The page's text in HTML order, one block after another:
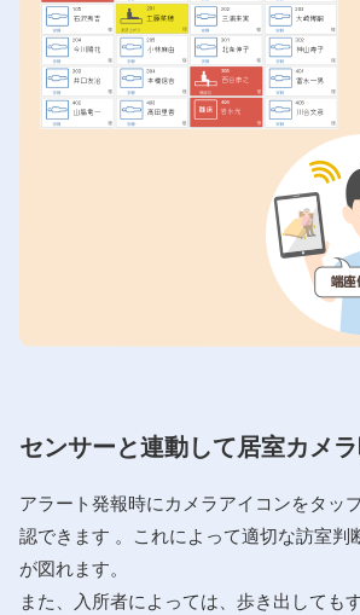
センサーと連動して居室カメ
アラート発報時にカメラアイコンをタッ
認できます 。これによって適切な訪室判
が図れます。
また、入所者によっては、歩き出しても